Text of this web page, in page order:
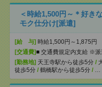
＜時給1,500円～＊好き
モク仕分け[派遣]
[給 与] 時給1,500円～1,875円
[交通費]■ 交通費規定内支給 ※派
[勤務地] 天王寺駅から徒歩5分 /
徒歩5分 / 鶴橋駅から徒歩5分 / …